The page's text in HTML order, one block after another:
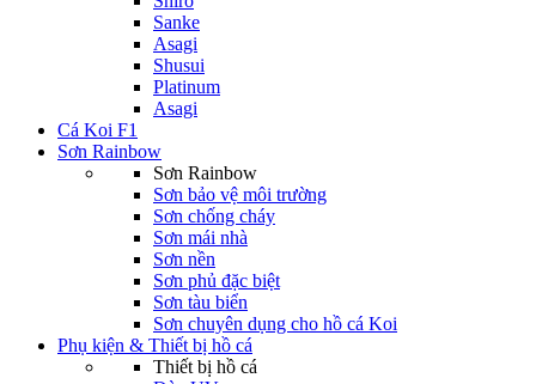
Sanke
Asagi
Shusui
Platinum
Asagi
Cá Koi F1
Sơn Rainbow
Sơn Rainbow
Sơn bảo vệ môi trường
Sơn chống cháy
Sơn mái nhà
Sơn nền
Sơn phủ đặc biệt
Sơn tàu biển
Sơn chuyên dụng cho hồ cá Koi
Phụ kiện & Thiết bị hồ cá
Thiết bị hồ cá